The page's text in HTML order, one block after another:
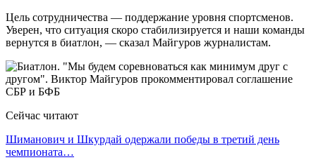
Цель сотрудничества — поддержание уровня спортсменов.
Уверен, что ситуация скоро стабилизируется и наши команды
вернутся в биатлон, — сказал Майгуров журналистам.
Сейчас читают
Шиманович и Шкурдай одержали победы в третий день
чемпионата…